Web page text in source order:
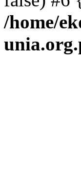
/home/